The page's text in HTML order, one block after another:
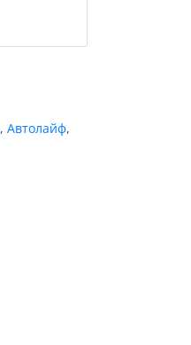
, Автолайф,